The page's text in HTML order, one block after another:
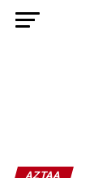
AZTAA